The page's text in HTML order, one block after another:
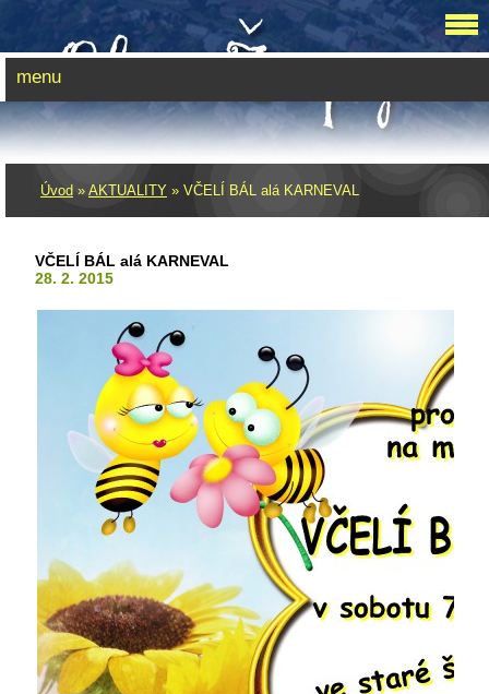
Úvod » AKTUALITY » VČELÍ BÁL alá KARNEVAL
VČELÍ BÁL alá KARNEVAL
28. 2. 2015
menu